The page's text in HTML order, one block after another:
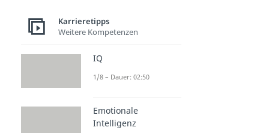
Karrieretipps
Weitere Kompetenzen
IQ
1/8 – Dauer: 02:50
Emotionale
Intelligenz